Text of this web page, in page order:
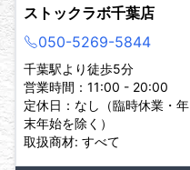
ストックラボ千葉店
050-5269-5844
千葉駅より徒歩5分
営業時間：11:00 - 20:00
定休日：なし（臨時休業・年
末年始を除く）
取扱商材: すべて